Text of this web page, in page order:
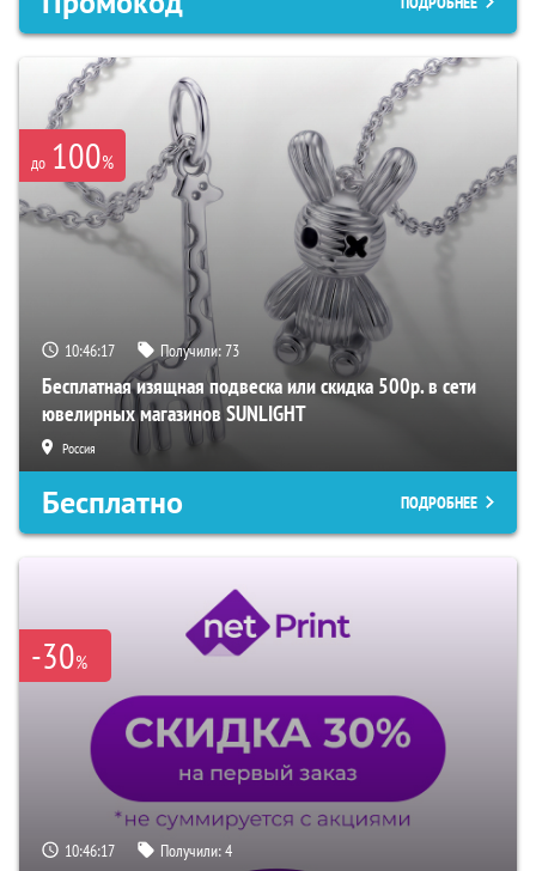
до 100%
10:46:16 Получили:73
Бесплатная изящная подвеска или скидка 500р. в сети
ювелирных магазинов SUNLIGHT
Россия
Бесплатно ПОДРОБНЕЕ
-30%
10:46:16 Получили:4